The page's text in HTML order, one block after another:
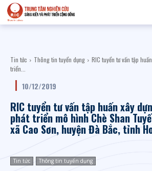
Tin tức Thông tin tuyển dụng
RIC tuyển tư vấn tập
triển...
10/12/2019
RIC tuyển tư vấn tập huấn xây
phát triển mô hình Chè Shan
xã Cao Sơn, huyện Đà Bắc, tỉnh
Tin tức Thông tin tuyển dụng